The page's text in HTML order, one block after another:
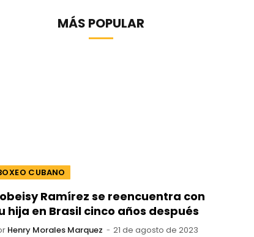
MÁS POPULAR
CUBANO
Ramírez se reencuentra con
hija en Brasil cinco años después
Henry Morales Marquez 21 de agosto de 2023